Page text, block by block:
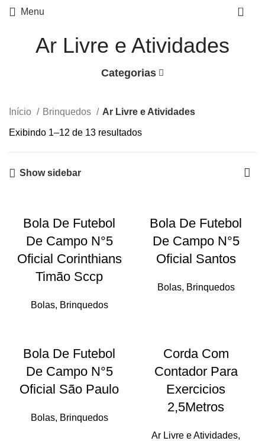
Menu 0
Ar Livre e Atividades
Categorias
Início Brinquedos Ar Livre e Atividades
Exibindo 1–12 de 13 resultados
Show sidebar
Bola De Futebol
De Campo N°5
Oficial Corinthians
Timão Sccp
Bolas, Brinquedos
Bola De Futebol
De Campo N°5
Oficial Santos
Bolas, Brinquedos
Bola De Futebol
De Campo N°5
Oficial São Paulo
Bolas, Brinquedos
Corda Com
Contador Para
Exercicios
2,5Metros
Ar Livre e Atividades,